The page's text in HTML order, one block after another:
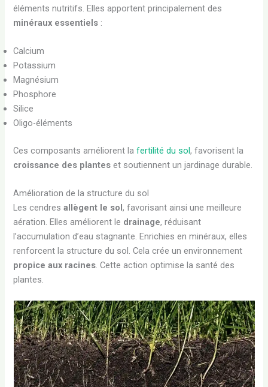
éléments nutritifs. Elles apportent principalement des
minéraux essentiels :
Calcium
Potassium
Magnésium
Phosphore
Silice
Oligo-éléments
Ces composants améliorent lafertilité du sol, favorisent la
croissance des plantes et soutiennent un jardinage durable.
Amélioration de la structure du sol
Les cendresallègent le sol, favorisant ainsi une meilleure
aération. Elles améliorent le drainage, réduisant
l’accumulation d’eau stagnante. Enrichies en minéraux, elles
renforcent la structure du sol. Cela crée un environnement
propice aux racines. Cette action optimise la santé des
plantes.